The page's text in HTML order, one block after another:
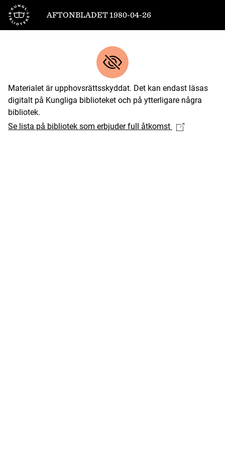
Till startsidan
AFTONBLADET 1980-04-26
Materialet är upphovsrättsskyddat. Det kan endast läsas
digitalt på Kungliga biblioteket och på ytterligare några
bibliotek.
Se lista på bibliotek som erbjuder full åtkomst